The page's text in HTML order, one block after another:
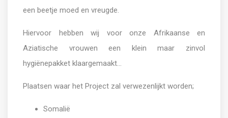
een beetje moed en vreugde.
Hiervoor hebben wij voor onze Afrikaanse en
Aziatische vrouwen een klein maar zinvol
hygiënepakket klaargemaakt…
Plaatsen waar het Project zal verwezenlijkt worden;
Somalië